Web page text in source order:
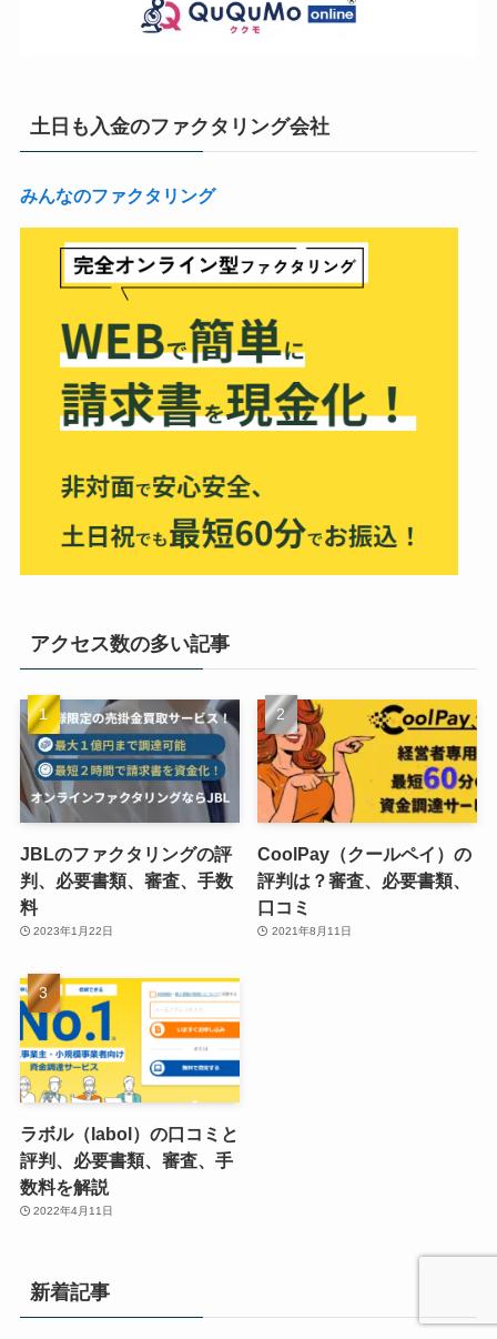
土日も入金のファクタリング会社
みんなのファクタリング
アクセス数の多い記事
JBLのファクタリングの評
判、必要書類、審査、手数
料
2023年1月22日
CoolPay（クールペイ）の
評判は？審査、必要書類、
口コミ
2021年8月11日
ラボル（labol）の口コミと
評判、必要書類、審査、手
数料を解説
2022年4月11日
新着記事